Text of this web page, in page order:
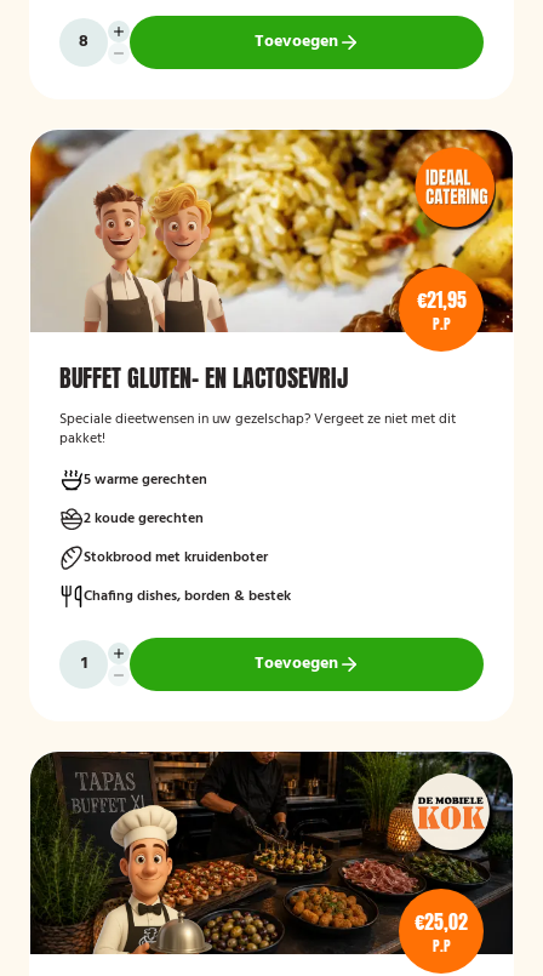
Toevoegen
€21,95
P.P
BUFFET GLUTEN- EN LACTOSEVRIJ
Speciale dieetwensen in uw gezelschap? Vergeet ze niet met dit
pakket!
5 warme gerechten
2 koude gerechten
Stokbrood met kruidenboter
Chafing dishes, borden & bestek
Toevoegen
€25,02
P.P